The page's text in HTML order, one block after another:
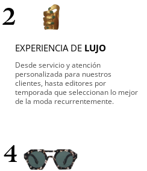
2
EXPERIENCIA DE LUJO
Desde servicio y atención
personalizada para nuestros
clientes, hasta editores por
temporada que seleccionan lo mejor
de la moda recurrentemente.
4